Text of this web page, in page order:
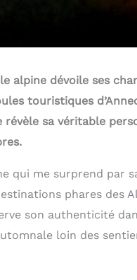
alpine dévoile ses
touristiques
sa véritable
qui me surprend par
phares des
son authenticité
loin des